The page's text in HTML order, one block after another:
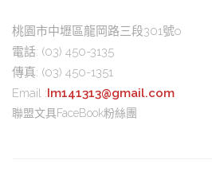
桃園市中壢區龍岡路三段301號o
電話: (03) 450-3135
傳真: (03) 450-1351
Email :Im141313@gmail.com
聯盟文具FaceBook粉絲團